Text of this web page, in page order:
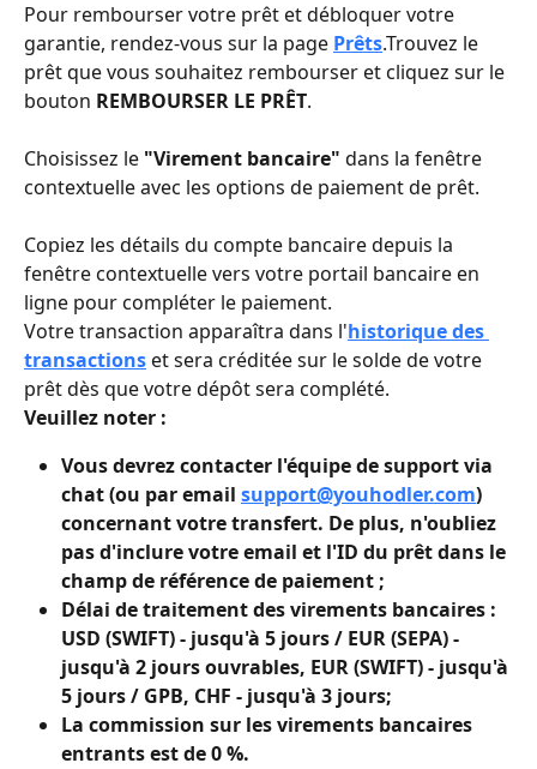
Pour rembourser votre prêt et débloquer votre
garantie, rendez-vous sur la page Prêts.Trouvez le
prêt que vous souhaitez rembourser et cliquez sur le
bouton REMBOURSER LE PRÊT.
Choisissez le "Virement bancaire" dans la fenêtre
contextuelle avec les options de paiement de prêt.
Copiez les détails du compte bancaire depuis la
fenêtre contextuelle vers votre portail bancaire en
ligne pour compléter le paiement.
Votre transaction apparaîtra dans l'historique des
transactions et sera créditée sur le solde de votre
prêt dès que votre dépôt sera complété.
Veuillez noter :
Vous devrez contacter l'équipe de support via
chat (ou par email support@youhodler.com)
concernant votre transfert. De plus, n'oubliez
pas d'inclure votre email et l'ID du prêt dans le
champ de référence de paiement ;
Délai de traitement des virements bancaires :
USD (SWIFT) - jusqu'à 5 jours / EUR (SEPA) -
jusqu'à 2 jours ouvrables, EUR (SWIFT) - jusqu'à
5 jours / GPB, CHF - jusqu'à 3 jours;
La commission sur les virements bancaires
entrants est de 0 %.